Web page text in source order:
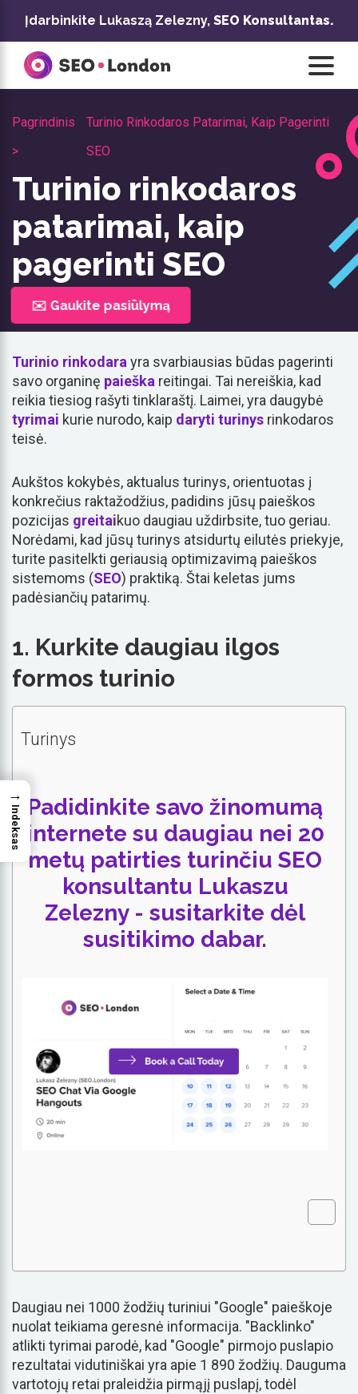
turinio
Įdarbinkite Lukaszą Zelezny, SEO Konsultantas.
Pagrindinis
>
Turinio Rinkodaros Patarimai, Kaip Pagerinti
SEO
Turinio rinkodaros
patarimai, kaip
pagerinti SEO
✉️ Gaukite pasiūlymą
Turinio rinkodara yra svarbiausias būdas pagerinti
savo organinę paieška reitingai. Tai nereiškia, kad
reikia tiesiog rašyti tinklaraštį. Laimei, yra daugybė
tyrimai kurie nurodo, kaip daryti turinys rinkodaros
teisė.
Aukštos kokybės, aktualus turinys, orientuotas į
konkrečius raktažodžius, padidins jūsų paieškos
pozicijas greitaikuo daugiau uždirbsite, tuo geriau.
Norėdami, kad jūsų turinys atsidurtų eilutės priekyje,
turite pasitelkti geriausią optimizavimą paieškos
sistemoms (SEO) praktiką. Štai keletas jums
padėsiančių patarimų.
1. Kurkite daugiau ilgos
formos turinio
Turinys
Padidinkite savo žinomumą
internete su daugiau nei 20
metų patirties turinčiu SEO
konsultantu Lukaszu
Zelezny - susitarkite dėl
susitikimo dabar.
Daugiau nei 1000 žodžių turiniui "Google" paieškoje
nuolat teikiama geresnė informacija. "Backlinko"
atlikti tyrimai parodė, kad "Google" pirmojo puslapio
rezultatai vidutiniškai yra apie 1 890 žodžių. Dauguma
vartotojų retai praleidžia pirmąjį puslapį, todėl
→
Indeksas